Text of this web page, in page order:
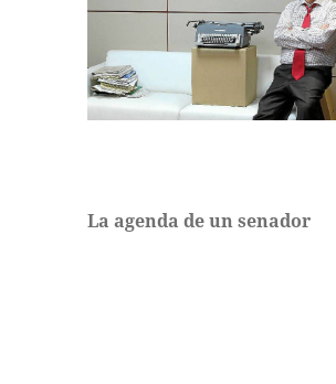
La agenda de un senador